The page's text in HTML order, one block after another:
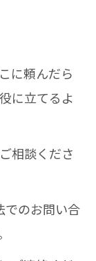
に頼んだら
に立てるよ
相談くださ
でのお問い合